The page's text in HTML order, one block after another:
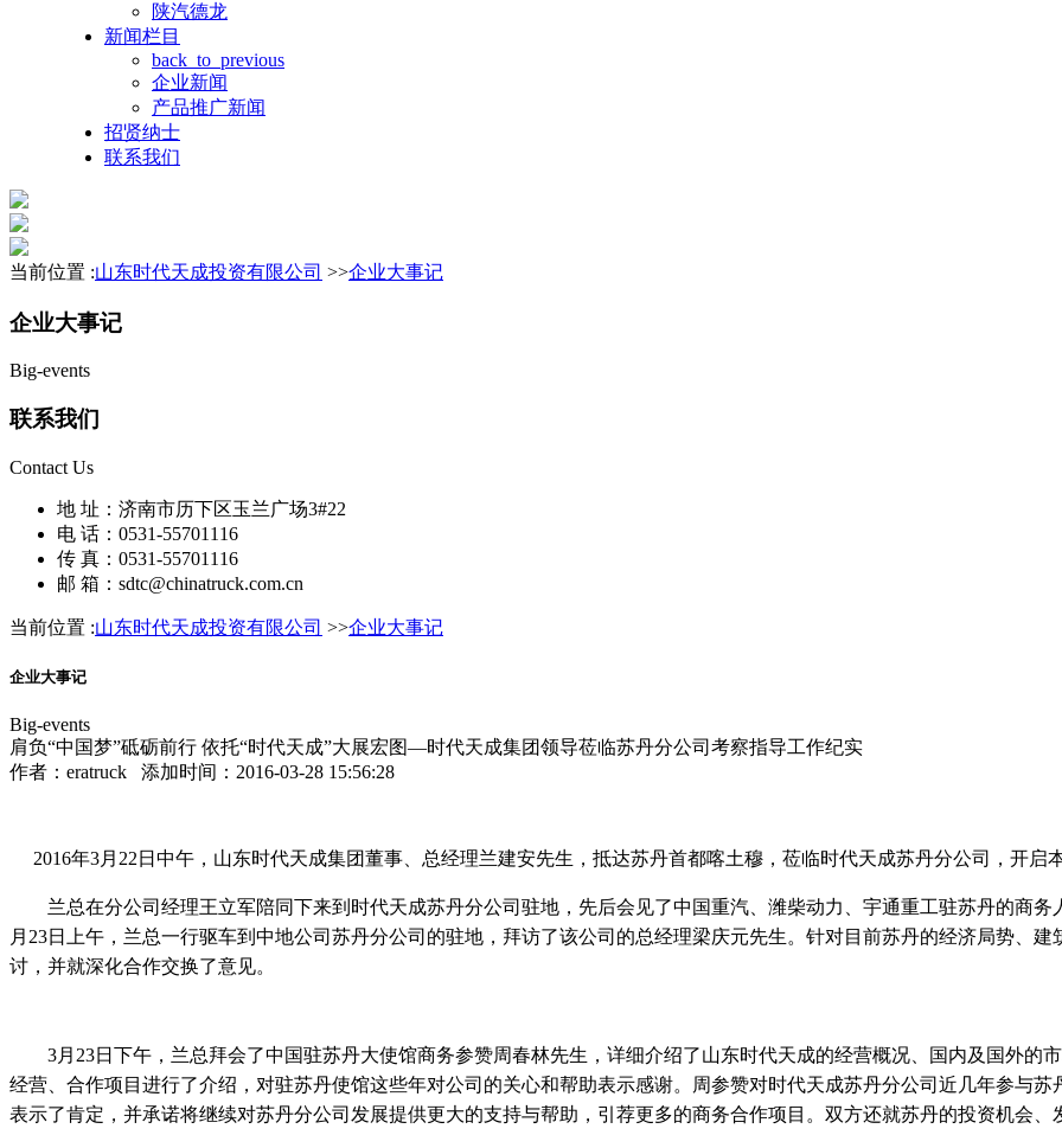
陕汽德龙
新闻栏目
back_to_previous
企业新闻
产品推广新闻
招贤纳士
联系我们
当前位置 :山东时代天成投资有限公司 >>企业大事记
企业大事记
Big-events
联系我们
Contact Us
地 址：济南市历下区玉兰广场3#22
电 话：0531-55701116
传 真：0531-55701116
邮 箱：sdtc@chinatruck.com.cn
当前位置 :山东时代天成投资有限公司 >>企业大事记
企业大事记
Big-events
肩负“中国梦”砥砺前行 依托“时代天成”大展宏图—时代天成集团领导莅临苏丹分公司考察指导工作纪实
作者： eratruck 添加时间：2016-03-28 15:56:28
     2016年3月22日中午，山东
时代天成集团董事、总经理兰建安先生， 抵达苏丹首都喀土穆，莅临时代天成苏丹分公司， 开启
兰总在分公司经理王立军陪同下来到时代天成苏丹分公司驻地，先后会见了中国重汽、潍柴动力、宇通重工驻苏丹的商
月23日上午，兰总一行驱车到中地公司苏丹分公司的驻地，拜访了该公司的总经理梁庆元先生。针对目前苏丹的经济局势、
讨，并就深化合作交换了意见。
3月23日下午，兰总拜会了中国驻苏丹大使馆商务参赞周春林先生，详细介绍了山东时代天成的经营概况、国内及国外的
经营、合作项目进行了介绍，对驻苏丹使馆这些年对公司的关心和帮助表示感谢。周参赞对时代天成苏丹分公司近几年参与
表示了肯定，并承诺将继续对苏丹分公司发展提供更大的支持与帮助，引荐更多的商务合作项目。双方还就苏丹的投资机会、